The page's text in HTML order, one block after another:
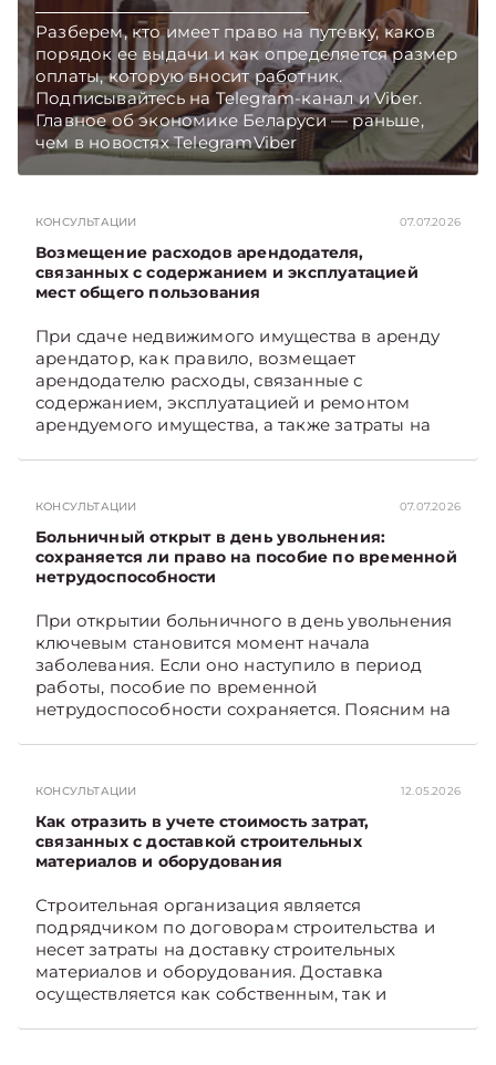
Разберем, кто имеет право на путевку, каков
порядок ее выдачи и как определяется размер
оплаты, которую вносит работник.
Подписывайтесь на Telegram‑канал и Viber.
Главное об экономике Беларуси — раньше,
чем в новостях TelegramViber
КОНСУЛЬТАЦИИ 07.07.2026
Возмещение расходов арендодателя,
связанных с содержанием и эксплуатацией
мест общего пользования
При сдаче недвижимого имущества в аренду
арендатор, как правило, возмещает
арендодателю расходы, связанные с
содержанием, эксплуатацией и ремонтом
арендуемого имущества, а также затраты на
связанных с содержанием и эксплуатацией
мест общего пользования, в частности –
контрольно-­пропускного пункта? Рассмотрим
порядок их распределения. Подписывайтесь
экономике Беларуси — раньше, чем в новостях
TelegramViber
КОНСУЛЬТАЦИИ 07.07.2026
Больничный открыт в день увольнения:
сохраняется ли право на пособие по временной
нетрудоспособности
При открытии больничного в день увольнения
ключевым становится момент начала
заболевания. Если оно наступило в период
работы, пособие по временной
нетрудоспособности сохраняется. Поясним на
КОНСУЛЬТАЦИИ 12.05.2026
Как отразить в учете стоимость затрат,
связанных с доставкой строительных
материалов и оборудования
Строительная организация является
подрядчиком по договорам строительства и
несет затраты на доставку строительных
материалов и оборудования. Доставка
осуществляется как собственным, так и